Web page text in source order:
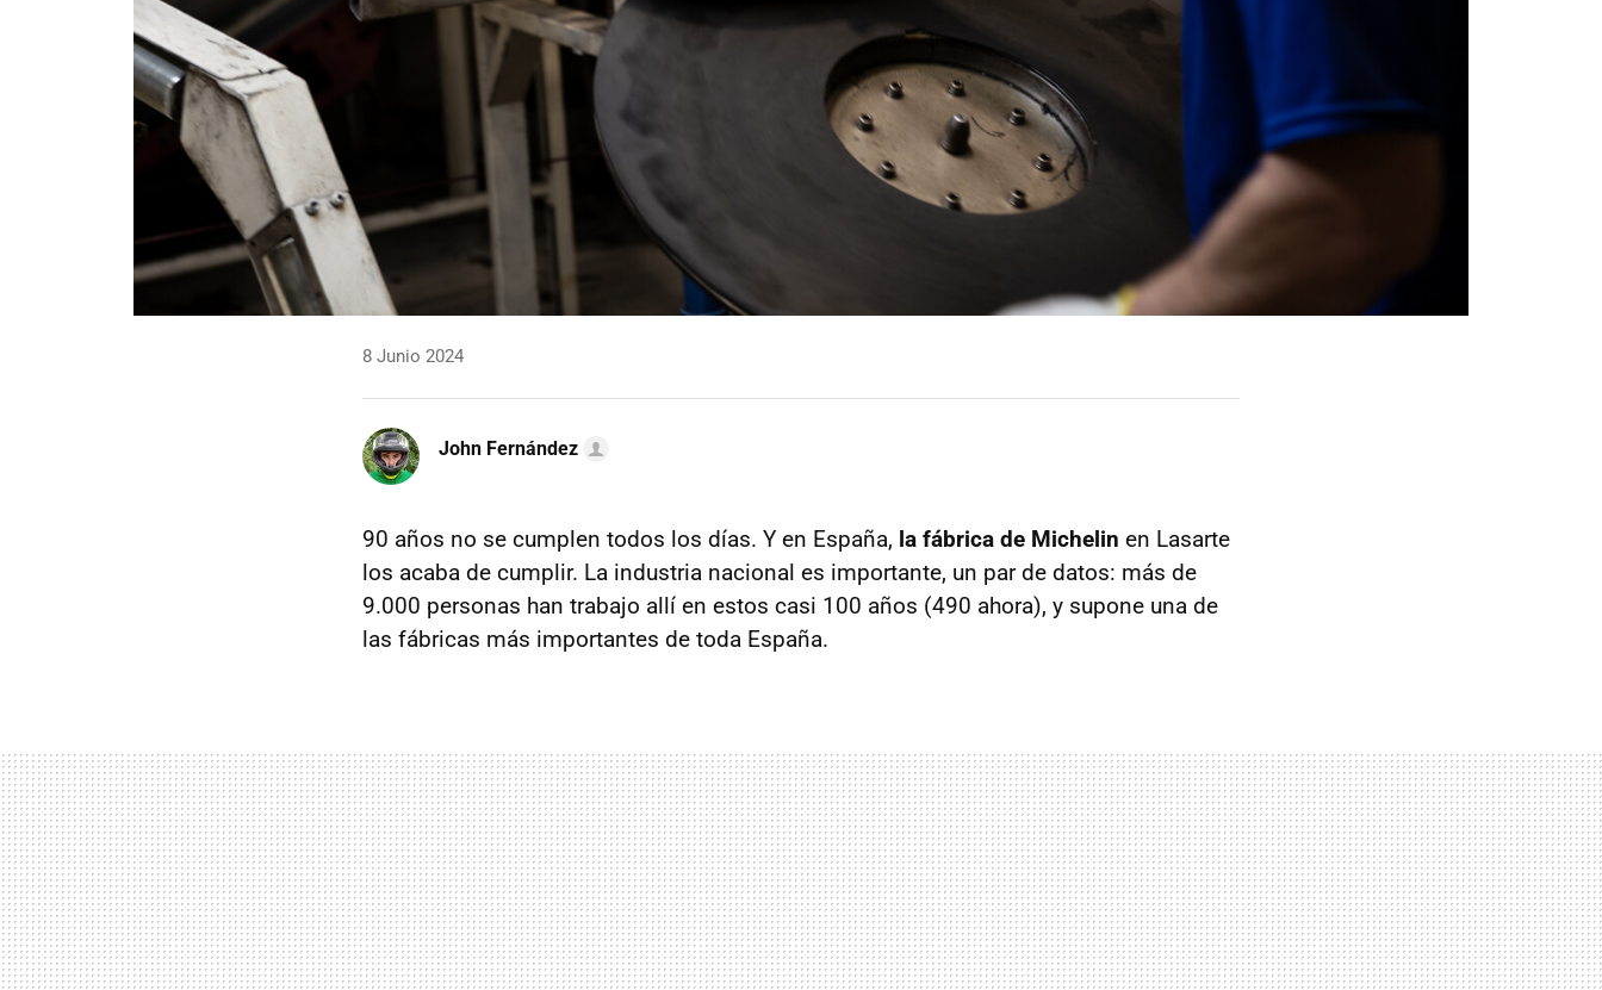
8 Junio 2024
John Fernández
90 años no se cumplen todos los días. Y en España, la fábrica de Michelin en Lasarte
los acaba de cumplir. La industria nacional es importante, un par de datos: más de
9.000 personas han trabajo allí en estos casi 100 años (490 ahora), y supone una de
las fábricas más importantes de toda España.